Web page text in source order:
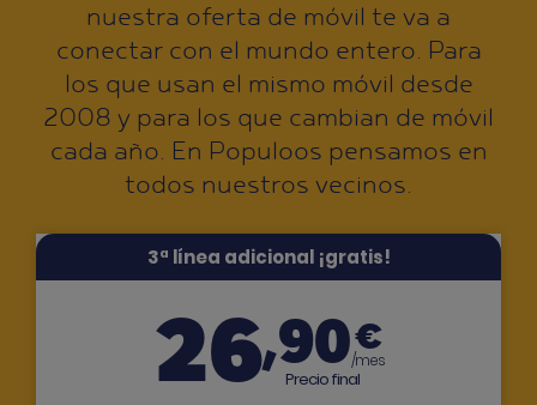
nuestra oferta de móvil te va a
conectar con el mundo entero. Para
los que usan el mismo móvil desde
2008 y para los que cambian de móvil
cada año. En Populoos pensamos en
todos nuestros vecinos.
3ª línea adicional ¡gratis!
26,90€
/mes
Precio final